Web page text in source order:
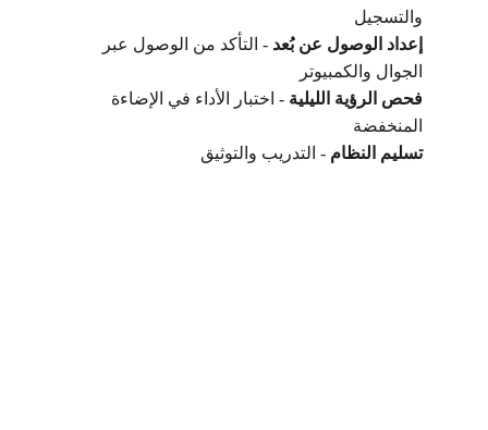
والتسجيل
إعداد الوصول عن بُعد - التأكد من الوصول عبر
الجوال والكمبيوتر
فحص الرؤية الليلية - اختبار الأداء في الإضاءة
المنخفضة
تسليم النظام - التدريب والتوثيق